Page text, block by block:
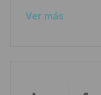
u
Ver más